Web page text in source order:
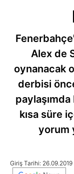
Alex de
oynanacak
derbisi
kısa süre
yorum
Giriş Tarihi: